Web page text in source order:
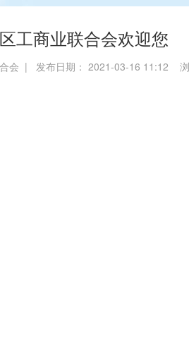
工商业联合会欢迎您
合会 | 发布日期： 2021-03-16 11:12 浏